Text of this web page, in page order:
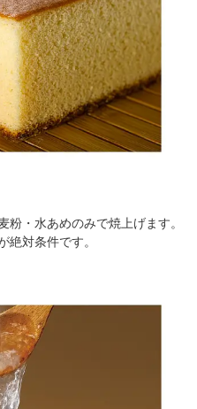
・水あめのみで焼上げます。
対条件です。